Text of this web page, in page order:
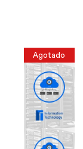
Agotado